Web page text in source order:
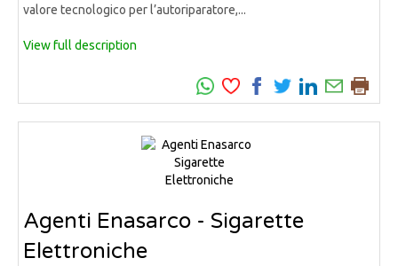
valore tecnologico per l’autoriparatore,...
View full description
Agenti Enasarco - Sigarette
Elettroniche